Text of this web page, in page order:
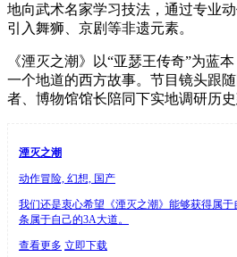
地向武术名家学习技法，通过专业
引入舞狮、京剧等非遗元素。
《湮灭之潮》以“亚瑟王传奇”为蓝
一个地道的西方故事。节目镜头跟
者、博物馆馆长陪同下实地调研历史
湮灭之潮
动作冒险, 幻想, 国产
我们还是衷心希望《湮灭之潮》能够获得属
条属于自己的3A大道。
查看更多 立即下载